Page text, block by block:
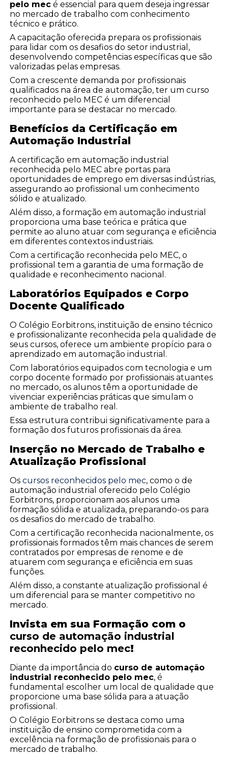
pelo mec é essencial para quem deseja ingressar
no mercado de trabalho com conhecimento
técnico e prático.
A capacitação oferecida prepara os profissionais
para lidar com os desafios do setor industrial,
desenvolvendo competências específicas que são
valorizadas pelas empresas.
Com a crescente demanda por profissionais
qualificados na área de automação, ter um curso
reconhecido pelo MEC é um diferencial
importante para se destacar no mercado.
Benefícios da Certificação em
Automação Industrial
A certificação em automação industrial
reconhecida pelo MEC abre portas para
oportunidades de emprego em diversas indústrias,
assegurando ao profissional um conhecimento
sólido e atualizado.
Além disso, a formação em automação industrial
proporciona uma base teórica e prática que
permite ao aluno atuar com segurança e eficiência
em diferentes contextos industriais.
Com a certificação reconhecida pelo MEC, o
profissional tem a garantia de uma formação de
qualidade e reconhecimento nacional.
Laboratórios Equipados e Corpo
Docente Qualificado
O Colégio Eorbitrons, instituição de ensino técnico
e profissionalizante reconhecida pela qualidade de
seus cursos, oferece um ambiente propício para o
aprendizado em automação industrial.
Com laboratórios equipados com tecnologia e um
corpo docente formado por profissionais atuantes
no mercado, os alunos têm a oportunidade de
vivenciar experiências práticas que simulam o
ambiente de trabalho real.
Essa estrutura contribui significativamente para a
formação dos futuros profissionais da área.
Inserção no Mercado de Trabalho e
Atualização Profissional
Oscursos reconhecidos pelo mec, como o de
automação industrial oferecido pelo Colégio
Eorbitrons, proporcionam aos alunos uma
formação sólida e atualizada, preparando-os para
os desafios do mercado de trabalho.
Com a certificação reconhecida nacionalmente, os
profissionais formados têm mais chances de serem
contratados por empresas de renome e de
atuarem com segurança e eficiência em suas
funções.
Além disso, a constante atualização profissional é
um diferencial para se manter competitivo no
mercado.
Invista em sua Formação com o
curso de automação industrial
reconhecido pelo mec!
Diante da importância do curso de automação
industrial reconhecido pelo mec, é
fundamental escolher um local de qualidade que
proporcione uma base sólida para a atuação
profissional.
O Colégio Eorbitrons se destaca como uma
instituição de ensino comprometida com a
excelência na formação de profissionais para o
mercado de trabalho.